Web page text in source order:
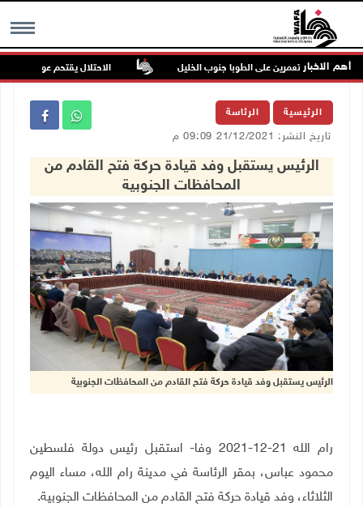
MENU أهم الاخبار
للمستعمرين على الطوبا جنوب الخليل الاحتلال يقتحم عورتا جنوب
الرئيسية الرئاسة
تاريخ النشر: 21/12/2021 09:09 م
الرئيس يستقبل وفد قيادة حركة فتح القادم من
المحافظات الجنوبية
الرئيس يستقبل وفد قيادة حركة فتح القادم من المحافظات الجنوبية
رام الله 21-12-2021 وفا- استقبل رئيس دولة فلسطين
محمود عباس، بمقر الرئاسة في مدينة رام الله، مساء اليوم
الثلاثاء، وفد قيادة حركة فتح القادم من المحافظات الجنوبية.